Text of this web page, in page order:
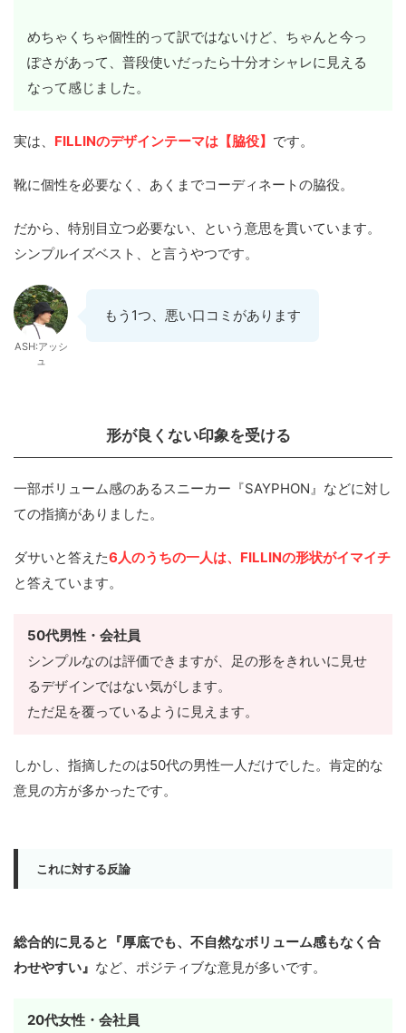
めちゃくちゃ個性的って訳ではないけど、ちゃんと今っ
ぽさがあって、普段使いだったら十分オシャレに見える
なって感じました。
実は、 FILLINのデザインテーマは【脇役】 です。
靴に個性を必要なく、あくまでコーディネートの脇役。
だから、特別目立つ必要ない、という意思を貫いています。
シンプルイズベスト、と言うやつです。
ASH:アッシ
ュ
もう1つ、悪い口コミがあります
形が良くない印象を受ける
一部ボリューム感のあるスニーカー『SAYPHON』などに対し
ての指摘がありました。
ダサいと答えた6人のうちの一人は、FILLINの形状がイマイチ
と答えています。
50代男性・会社員
シンプルなのは評価できますが、足の形をきれいに見せ
るデザインではない気がします。
ただ足を覆っているように見えます。
しかし、指摘したのは50代の男性一人だけでした。肯定的な
意見の方が多かったです。
これに対する反論
総合的に見ると『厚底でも、不自然なボリューム感もなく合
わせやすい』 など、ポジティブな意見が多いです。
20代女性・会社員